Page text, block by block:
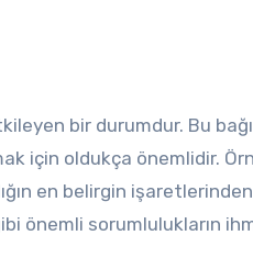
bir durumdur. Bu
için oldukça önemlidir.
en belirgin
önemli sorumlulukların